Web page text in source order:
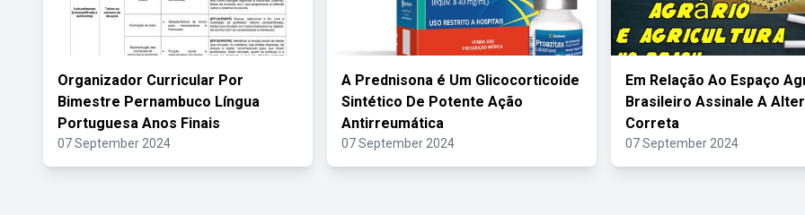
Organizador Curricular Por
Bimestre Pernambuco Língua
Portuguesa Anos Finais
07 September 2024
A Prednisona é Um Glicocorticoide
Sintético De Potente Ação
Antirreumática
07 September 2024
Em Relação Ao Espaço
Brasileiro Assinale A
Correta
07 September 2024